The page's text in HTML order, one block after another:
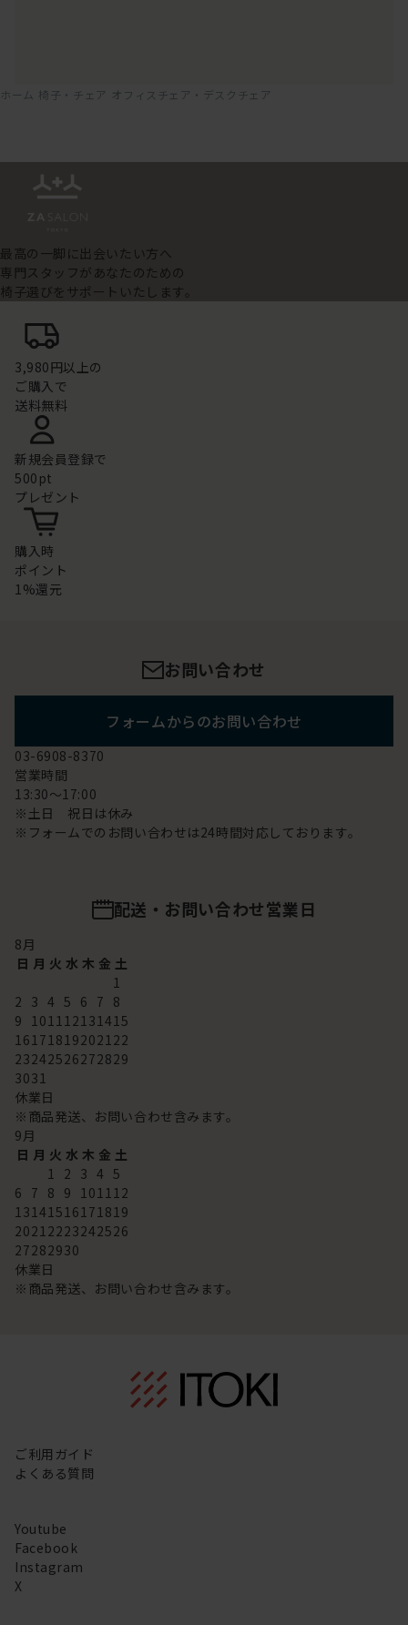
ホーム 椅子・チェア オフィスチェア・デスクチェア
最高の一脚に出会いたい方へ
専門スタッフがあなたのための
椅子選びをサポートいたします。
3,980円以上の
ご購入で
送料無料
新規会員登録で
500pt
プレゼント
購入時
ポイント
1%還元
お問い合わせ
フォームからのお問い合わせ
03-6908-8370
営業時間
13:30～17:00
※土日 祝日は休み
※フォームでのお問い合わせは24時間対応しております。
配送・お問い合わせ営業日
8月
日 月 火 水 木 金 土
1
2 3 4 5 6 7 8
9 101112131415
16171819202122
23242526272829
3031
休業日
※商品発送、お問い合わせ含みます。
9月
日 月 火 水 木 金 土
1 2 3 4 5
6 7 8 9 101112
13141516171819
20212223242526
27282930
休業日
※商品発送、お問い合わせ含みます。
ご利用ガイド
よくある質問
Youtube
Facebook
Instagram
X